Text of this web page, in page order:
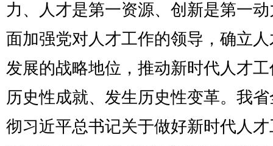
力、人才是第一资源、创新是第一
面加强党对人才工作的领导，确立
发展的战略地位，推动新时代人才
历史性成就、发生历史性变革。我
彻习近平总书记关于做好新时代人